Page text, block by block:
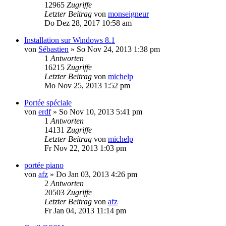
12965 Zugriffe
Letzter Beitrag von monseigneur
Do Dez 28, 2017 10:58 am
Installation sur Windows 8.1
von Sébastien » So Nov 24, 2013 1:38 pm
1 Antworten
16215 Zugriffe
Letzter Beitrag von michelp
Mo Nov 25, 2013 1:52 pm
Portée spéciale
von erdf» So Nov 10, 2013 5:41 pm
1 Antworten
14131 Zugriffe
Letzter Beitrag von michelp
Fr Nov 22, 2013 1:03 pm
portée piano
von afz » Do Jan 03, 2013 4:26 pm
2 Antworten
20503 Zugriffe
Letzter Beitrag von afz
Fr Jan 04, 2013 11:14 pm